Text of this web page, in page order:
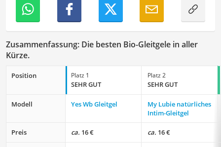
Zusammenfassung: Die besten Bio-Gleitgele in aller
Kürze.
Position Platz 1
SEHR GUT
Platz 2
SEHR GUT
Modell Yes Wb Gleitgel
My Lubie natürliches
Intim-Gleitgel
Preis ca. 16 € ca. 16 €